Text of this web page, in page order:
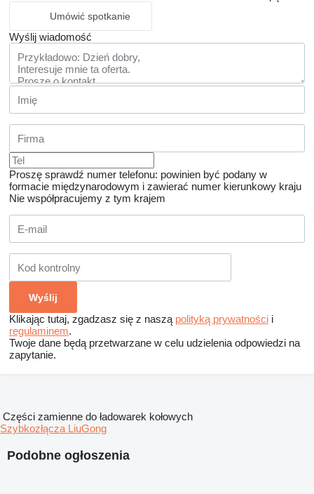
Umówić spotkanie
Wyślij wiadomość
Proszę sprawdź numer telefonu: powinien być podany w
formacie międzynarodowym i zawierać numer kierunkowy kraju
Nie współpracujemy z tym krajem
Klikając tutaj, zgadzasz się z naszą polityką prywatności i
regulaminem.
Twoje dane będą przetwarzane w celu udzielenia odpowiedzi na
zapytanie.
Podobne ogłoszenia
Części zamienne do ładowarek kołowych
Szybkozłącza LiuGong